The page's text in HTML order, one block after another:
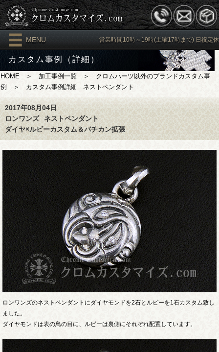
MENU 営業時間10時～19時(土曜17時まで) 日祝定休
カスタム事例（詳細）
HOME ＞ 加工事例一覧 ＞ クロムハーツ以外のブランドカスタム事
例
＞ カスタム事例詳細 ネストペンダント
2017年08月04日
ロンワンズ
ネストペンダント
ダイヤ×ルビーカスタム＆バチカン拡張
ロンワンズのネストペンダントにダイヤモンドを2石とルビーを1石カスタム致し
ました。
ダイヤモンドは表の鳥の目に、ルビーは裏側にそれぞれ配置しています。